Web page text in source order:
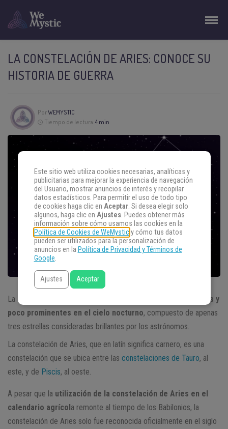
LA CONSTELACIÓN DE ARIES: CONOCE SU
HISTORIA DE GUERRA
PorWEMYSTIC
Tiempo de lectura:4 min
La constelación de Aries
es un grupo de estrellas diáfanos y
poco prominentes en el cielo nocturno, compuesto de apenas
tres estrellas consideradas brillantes por los astrónomos.
La constelación de Aries, que en latín significa carnero, es una
constelación que se ubica entre las constelaciones de Tauro, al
este, y de Piscis, al oeste.
A pesar que la utilización de la constelación de Aries en el
calendario agrícola remonte al tiempo de los Babilonios, la
constelación de Aries solo fue reconocida oficialmente en el siglo
Este sitio web utiliza cookies necesarias, analíticas y
publicitarias para mejorar la experiencia de navegación
del Usuario, mostrar anuncios de interés y recopilar
datos estadísticos. Para permitir el uso de todo tipo
de cookies haga clic en Aceptar. Si desea elegir solo
algunos, haga clic en Ajustes. Puedes obtener más
información sobre cómo usamos las cookies en la
Política de Cookies de WeMysticy cómo tus datos
pueden ser utilizados para la personalización de
anuncios en la Política de Privacidad y Términos de
Google.
Ajustes Aceptar